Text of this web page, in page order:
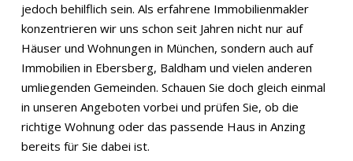
jedoch behilflich sein. Als erfahrene Immobilienmakler
konzentrieren wir uns schon seit Jahren nicht nur auf
Häuser und Wohnungen in München, sondern auch auf
Immobilien in Ebersberg, Baldham und vielen anderen
umliegenden Gemeinden. Schauen Sie doch gleich einmal
in unseren Angeboten vorbei und prüfen Sie, ob die
richtige Wohnung oder das passende Haus in Anzing
bereits für Sie dabei ist.